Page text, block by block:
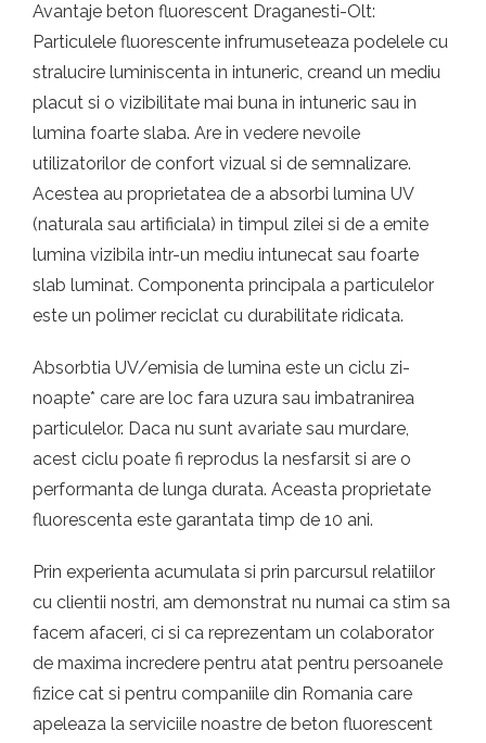
Avantaje beton fluorescent Draganesti-Olt:
Particulele fluorescente infrumuseteaza podelele cu
stralucire luminiscenta in intuneric, creand un mediu
placut si o vizibilitate mai buna in intuneric sau in
lumina foarte slaba. Are in vedere nevoile
utilizatorilor de confort vizual si de semnalizare.
Acestea au proprietatea de a absorbi lumina UV
(naturala sau artificiala) in timpul zilei si de a emite
lumina vizibila intr-un mediu intunecat sau foarte
slab luminat. Componenta principala a particulelor
este un polimer reciclat cu durabilitate ridicata.
Absorbtia UV/emisia de lumina este un ciclu zi-
noapte* care are loc fara uzura sau imbatranirea
particulelor. Daca nu sunt avariate sau murdare,
acest ciclu poate fi reprodus la nesfarsit si are o
performanta de lunga durata. Aceasta proprietate
fluorescenta este garantata timp de 10 ani.
Prin experienta acumulata si prin parcursul relatiilor
cu clientii nostri, am demonstrat nu numai ca stim sa
facem afaceri, ci si ca reprezentam un colaborator
de maxima incredere pentru atat pentru persoanele
fizice cat si pentru companiile din Romania care
apeleaza la serviciile noastre de beton fluorescent